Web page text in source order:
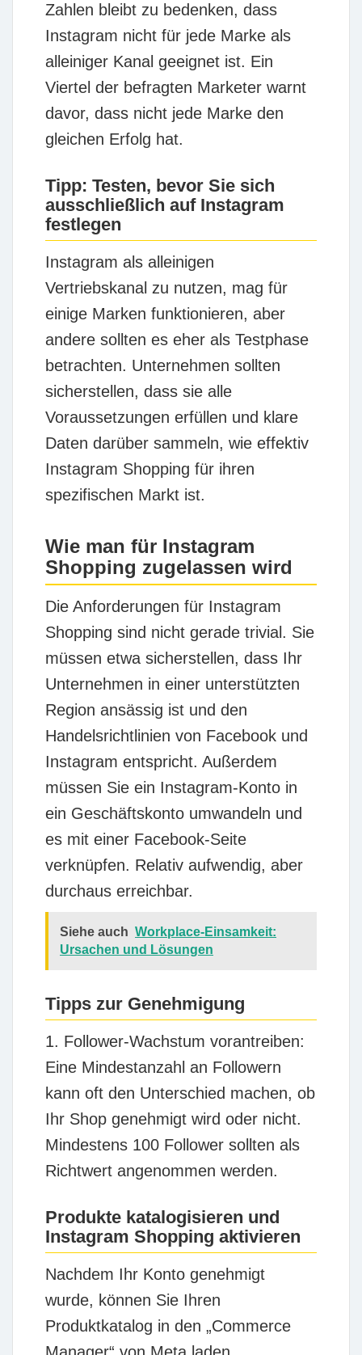
Zahlen bleibt zu bedenken, dass
Instagram nicht für jede Marke als
alleiniger Kanal geeignet ist. Ein
Viertel der befragten Marketer warnt
davor, dass nicht jede Marke den
gleichen Erfolg hat.
Tipp: Testen, bevor Sie sich
ausschließlich auf Instagram
festlegen
Instagram als alleinigen
Vertriebskanal zu nutzen, mag für
einige Marken funktionieren, aber
andere sollten es eher als Testphase
betrachten. Unternehmen sollten
sicherstellen, dass sie alle
Voraussetzungen erfüllen und klare
Daten darüber sammeln, wie effektiv
Instagram Shopping für ihren
spezifischen Markt ist.
Wie man für Instagram
Shopping zugelassen wird
Die Anforderungen für Instagram
Shopping sind nicht gerade trivial. Sie
müssen etwa sicherstellen, dass Ihr
Unternehmen in einer unterstützten
Region ansässig ist und den
Handelsrichtlinien von Facebook und
Instagram entspricht. Außerdem
müssen Sie ein Instagram-Konto in
ein Geschäftskonto umwandeln und
es mit einer Facebook-Seite
verknüpfen. Relativ aufwendig, aber
durchaus erreichbar.
Siehe auch Workplace-Einsamkeit:
Ursachen und Lösungen
Tipps zur Genehmigung
1. Follower-Wachstum vorantreiben:
Eine Mindestanzahl an Followern
kann oft den Unterschied machen, ob
Ihr Shop genehmigt wird oder nicht.
Mindestens 100 Follower sollten als
Richtwert angenommen werden.
Produkte katalogisieren und
Instagram Shopping aktivieren
Nachdem Ihr Konto genehmigt
wurde, können Sie Ihren
Produktkatalog in den „Commerce